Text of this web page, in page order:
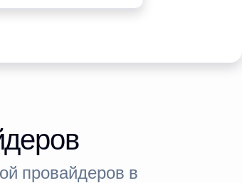
провайдеров в